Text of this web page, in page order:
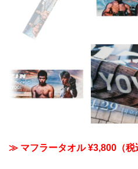
≫ マフラータオル ¥3,800（税